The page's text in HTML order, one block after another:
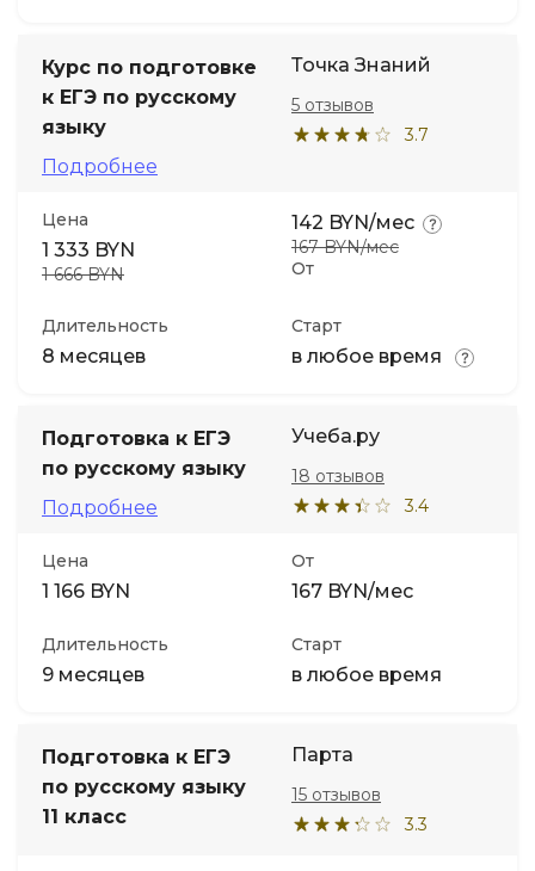
Курс по подготовке
к ЕГЭ по русскому
языку
Подробнее
Точка Знаний
3.7
5 отзывов
Цена
1 333 BYN
1 666 BYN От
142 BYN/мес
167 BYN/мес
Длительность
8 месяцев
Старт
в любое время
Подготовка к ЕГЭ
по русскому языку
Подробнее
Учеба.ру
3.4
18 отзывов
Цена
1 166 BYN
От
167 BYN/мес
Длительность
9 месяцев
Старт
в любое время
Подготовка к ЕГЭ
по русскому языку
11 класс
Парта
3.3
15 отзывов